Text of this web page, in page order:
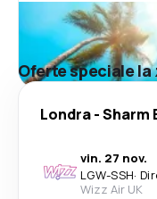
Oferte speciale
Londra-Sharm
vin. 27 nov.
LGW-SSH·
Wizz Air UK